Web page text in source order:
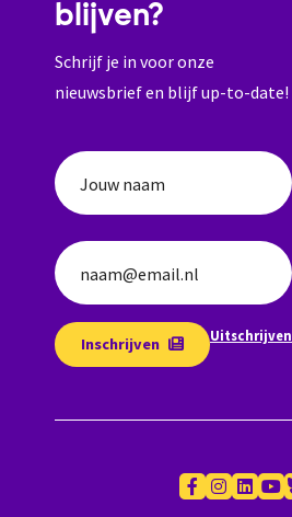
blijven?
Schrijf je in voor onze
nieuwsbrief en blijf up-to-date!
Jouw naam
naam@email.nl
Inschrijven Uitschrijven